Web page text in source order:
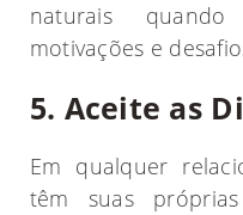
naturais
motivações e
5. Aceite as
Em qualquer
têm suas